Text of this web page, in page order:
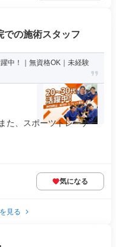
での施術スタッフ
中！｜無資格OK｜未経験
た、スポーツトレーナー
気になる
見る